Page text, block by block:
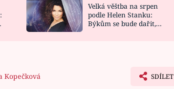
NOVINKY
VIDEORECEPTY
Velká věštba na srpen
podle Helen Stanku:
Býkům se bude dařit,
Kopečková SDÍLET